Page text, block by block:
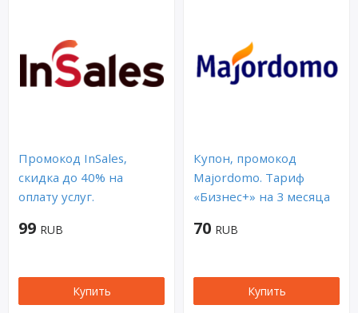
Промокод InSales,
скидка до 40% на
оплату услуг.
99 RUB
Купить
Купон, промокод
Majordomo. Тариф
«Бизнес+» на 3 месяца
70 RUB
Купить